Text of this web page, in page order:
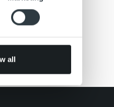
combine it with
all